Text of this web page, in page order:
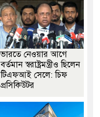
ভারতে নেওয়ার আগে
বর্তমান স্বরাষ্ট্রমন্ত্রীও ছিলেন
টিএফআই সেলে: চিফ
প্রসিকিউটর